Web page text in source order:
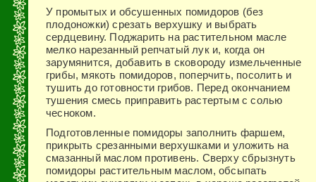
У промытых и обсушенных помидоров (без
плодоножки) срезать верхушку и выбрать
сердцевину. Поджарить на рас­тительном масле
мелко нарезанный репчатый лук и, когда он
зарумянится, добавить в сковороду измельченные
грибы, мякоть помидоров, поперчить, посолить и
тушить до готов­ности грибов. Перед окончанием
тушения смесь приправить растертым с солью
чесноком.
Подготовленные помидоры заполнить фаршем,
прикрыть срезанными верхушками и уложить на
смазанный маслом противень. Сверху сбрызнуть
помидоры растительным мас­лом, обсыпать